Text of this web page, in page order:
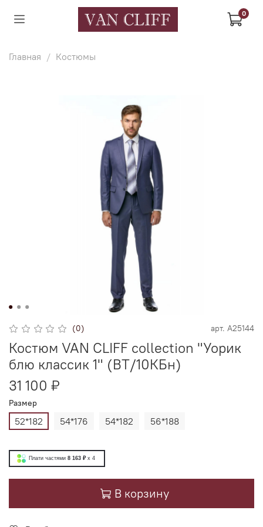
0
Главная Костюмы
(0) арт. А25144
Костюм VAN CLIFF collection "Уорик
блю классик 1" (ВТ/10КБн)
31 100 ₽
Размер
52*182 54*176 54*182 56*188
Плати частями 8 163 ₽ x 4
В корзину